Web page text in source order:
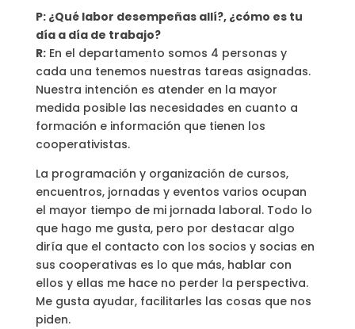
P: ¿Qué labor desempeñas allí?, ¿cómo es tu
día a día de trabajo?
R:En el departamento somos 4 personas y
cada una tenemos nuestras tareas asignadas.
Nuestra intención es atender en la mayor
medida posible las necesidades en cuanto a
formación e información que tienen los
cooperativistas.
La programación y organización de cursos,
encuentros, jornadas y eventos varios ocupan
el mayor tiempo de mi jornada laboral. Todo lo
que hago me gusta, pero por destacar algo
diría que el contacto con los socios y socias en
sus cooperativas es lo que más, hablar con
ellos y ellas me hace no perder la perspectiva.
Me gusta ayudar, facilitarles las cosas que nos
piden.